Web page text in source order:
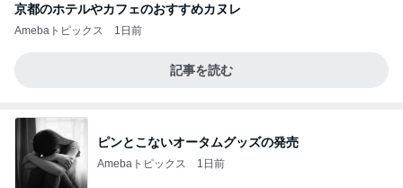
京都のホテルやカフェのおすすめカヌレ
Amebaトピックス 1日前
記事を読む
ピンとこないオータムグッズの発売
Amebaトピックス 1日前